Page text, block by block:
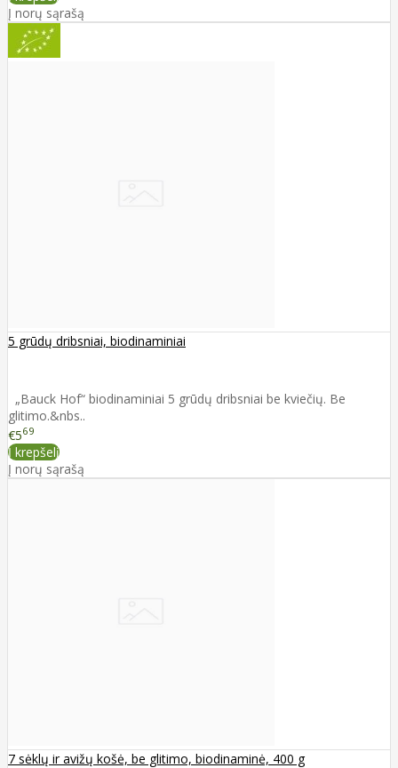
Į norų sąrašą
5 grūdų dribsniai, biodinaminiai
„Bauck Hof“ biodinaminiai 5 grūdų dribsniai be kviečių. Be
glitimo.&nbs..
€569
Į krepšelį
Į norų sąrašą
7 sėklų ir avižų košė, be glitimo, biodinaminė, 400 g